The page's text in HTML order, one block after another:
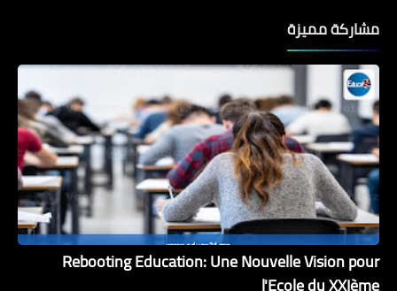
مشاركة مميزة
Rebooting Education: Une Nouvelle Vision pour